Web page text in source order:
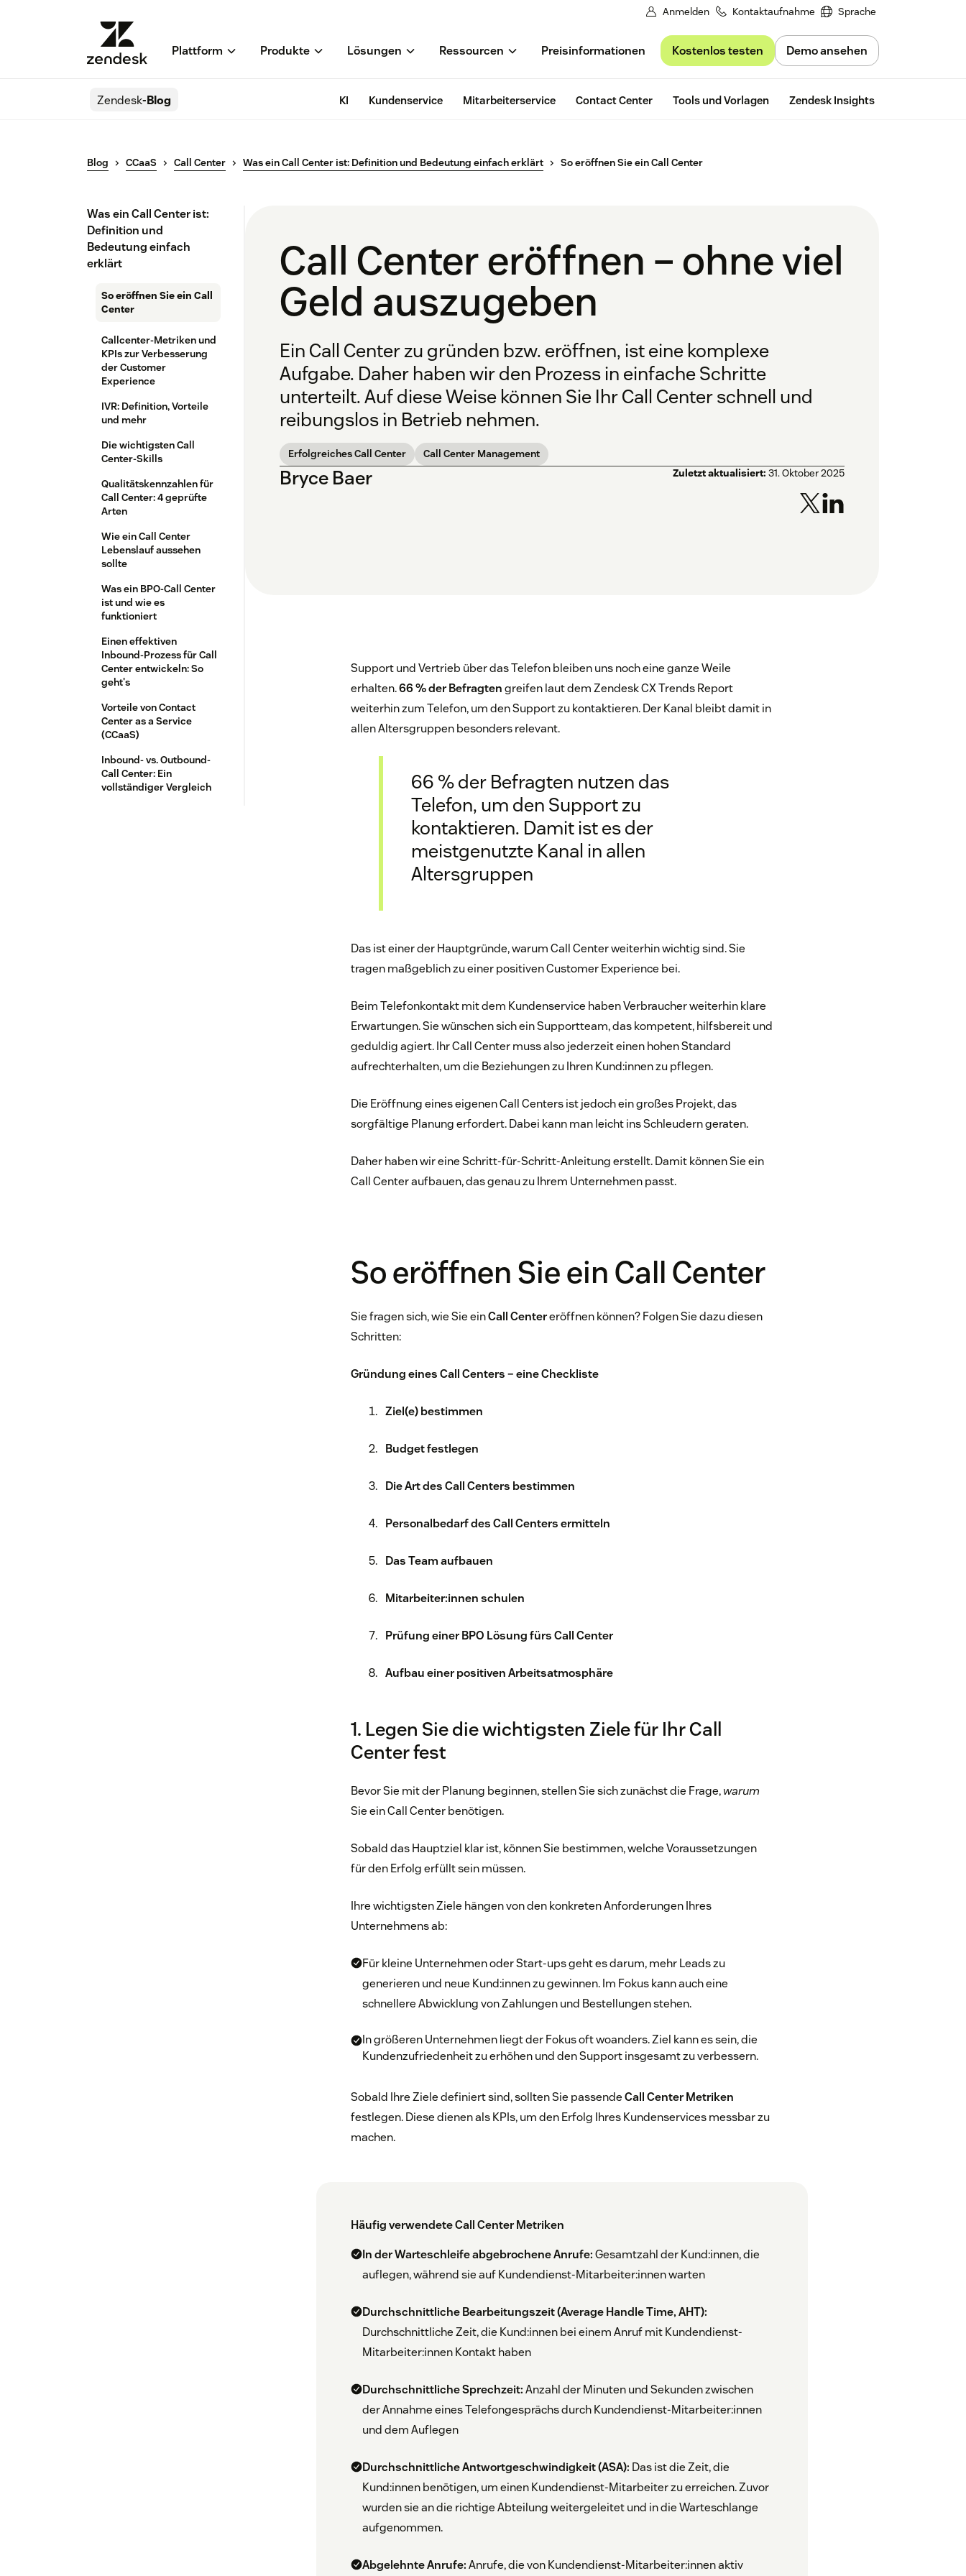
Anmelden Kontaktaufnahme Sprache
Plattform Produkte Lösungen Ressourcen Preisinformationen Kostenlos testen Demo ansehen
Zendesk-Blog KI Kundenservice Mitarbeiterservice Contact Center Tools und Vorlagen Zendesk Insights
Blog CCaaS Call Center Was ein Call Center ist: Definition und Bedeutung einfach erklärt So eröffnen Sie ein Call Center
Was ein Call Center ist:
Definition und
Bedeutung einfach
erklärt
So eröffnen Sie ein Call
Center
Callcenter-Metriken und
KPIs zur Verbesserung
der Customer
Experience
IVR: Definition, Vorteile
und mehr
Die wichtigsten Call
Center-Skills
Qualitätskennzahlen für
Call Center: 4 geprüfte
Arten
Wie ein Call Center
Lebenslauf aussehen
sollte
Was ein BPO-Call Center
ist und wie es
funktioniert
Einen effektiven
Inbound-Prozess für Call
Center entwickeln: So
geht's
Vorteile von Contact
Center as a Service
(CCaaS)
Inbound- vs. Outbound-
Call Center: Ein
vollständiger Vergleich
Call Center eröffnen – ohne viel
Geld auszugeben
Ein Call Center zu gründen bzw. eröffnen, ist eine komplexe
Aufgabe. Daher haben wir den Prozess in einfache Schritte
unterteilt. Auf diese Weise können Sie Ihr Call Center schnell und
reibungslos in Betrieb nehmen.
Erfolgreiches Call Center Call Center Management
Bryce Baer Zuletzt aktualisiert: 31. Oktober 2025
Support und Vertrieb über das Telefon bleiben uns noch eine ganze Weile
erhalten.66 % der Befragtengreifen laut dem Zendesk CX Trends Report
weiterhin zum Telefon, um den Support zu kontaktieren. Der Kanal bleibt damit in
allen Altersgruppen besonders relevant.
66 % der Befragten nutzen das
Telefon, um den Support zu
kontaktieren. Damit ist es der
meistgenutzte Kanal in allen
Altersgruppen
Das ist einer der Hauptgründe, warum Call Center weiterhin wichtig sind. Sie
tragen maßgeblich zu einer positiven Customer Experience bei.
Beim Telefonkontakt mit dem Kundenservice haben Verbraucher weiterhin klare
Erwartungen. Sie wünschen sich ein Supportteam, das kompetent, hilfsbereit und
geduldig agiert. Ihr Call Center muss also jederzeit einen hohen Standard
aufrechterhalten, um die Beziehungen zu Ihren Kund:innen zu pflegen.
Die Eröffnung eines eigenen Call Centers ist jedoch ein großes Projekt, das
sorgfältige Planung erfordert. Dabei kann man leicht ins Schleudern geraten.
Daher haben wir eine Schritt-für-Schritt-Anleitung erstellt. Damit können Sie ein
Call Center aufbauen, das genau zu Ihrem Unternehmen passt.
So eröffnen Sie ein Call Center
Sie fragen sich, wie Sie einCall Centereröffnen können? Folgen Sie dazu diesen
Schritten:
Gründung eines Call Centers – eine Checkliste
Ziel(e) bestimmen
Budget festlegen
Die Art des Call Centers bestimmen
Personalbedarf des Call Centers ermitteln
Das Team aufbauen
Mitarbeiter:innen schulen
Prüfung einer BPO Lösung fürs Call Center
Aufbau einer positiven Arbeitsatmosphäre
1. Legen Sie die wichtigsten Ziele für Ihr Call
Center fest
Bevor Sie mit der Planung beginnen, stellen Sie sich zunächst die Frage,warum
Sie ein Call Center benötigen.
Sobald das Hauptziel klar ist, können Sie bestimmen, welche Voraussetzungen
für den Erfolg erfüllt sein müssen.
Ihre wichtigsten Ziele hängen von den konkreten Anforderungen Ihres
Unternehmens ab:
Für kleine Unternehmen oder Start-ups geht es darum, mehr Leads zu
generieren und neue Kund:innen zu gewinnen. Im Fokus kann auch eine
schnellere Abwicklung von Zahlungen und Bestellungen stehen.
In größeren Unternehmen liegt der Fokus oft woanders. Ziel kann es sein, die
Kundenzufriedenheit zu erhöhen und den Support insgesamt zu verbessern.
Sobald Ihre Ziele definiert sind, sollten Sie passendeCall Center Metriken
festlegen. Diese dienen als KPIs, um den Erfolg Ihres Kundenservices messbar zu
machen.
Häufig verwendete Call Center Metriken
In der Warteschleife abgebrochene Anrufe:Gesamtzahl der Kund:innen, die
auflegen, während sie auf Kundendienst-Mitarbeiter:innen warten
Durchschnittliche Bearbeitungszeit (Average Handle Time, AHT):
Durchschnittliche Zeit, die Kund:innen bei einem Anruf mit Kundendienst-
Mitarbeiter:innen Kontakt haben
Durchschnittliche Sprechzeit:Anzahl der Minuten und Sekunden zwischen
der Annahme eines Telefongesprächs durch Kundendienst-Mitarbeiter:innen
und dem Auflegen
Durchschnittliche Antwortgeschwindigkeit (ASA): Das ist die Zeit, die
Kund:innen benötigen, um einen Kundendienst-Mitarbeiter zu erreichen. Zuvor
wurden sie an die richtige Abteilung weitergeleitet und in die Warteschlange
aufgenommen.
Abgelehnte Anrufe:Anrufe, die von Kundendienst-Mitarbeiter:innen aktiv